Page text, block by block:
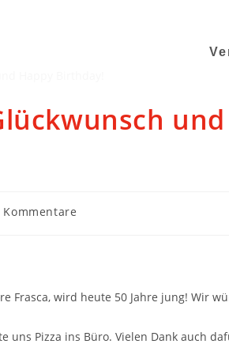
Kommentare
Frasca, wird heute 50 Jahre jung! Wir
uns Pizza ins Büro. Vielen Dank auch